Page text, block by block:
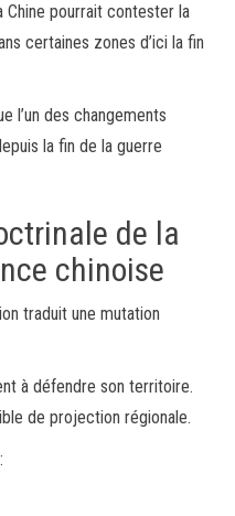
Chine pourrait contester la
certaines zones d’ici la fin
l’un des changements
la fin de la guerre
de la
chinoise
traduit une mutation
à défendre son territoire.
de projection régionale.